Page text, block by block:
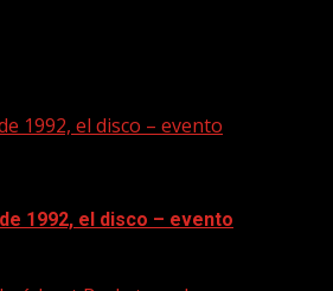
1992, el disco – evento
1992, el disco – evento